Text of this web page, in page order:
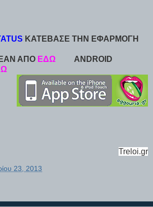
ΚΑΤΕΒΑΣΕ ΤΗΝ ΕΦΑΡΜΟΓΗ
ΑΠΟ ΕΔΩ
ANDROID
Treloi.gr
23, 2013